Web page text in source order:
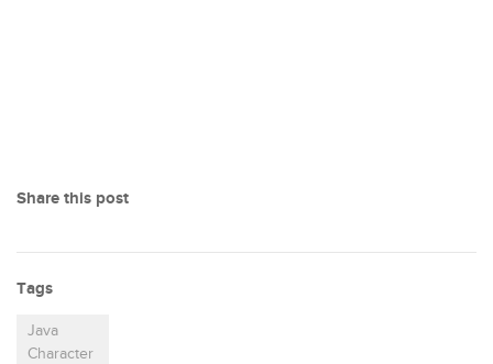
Share this post
Tags
Java
Character